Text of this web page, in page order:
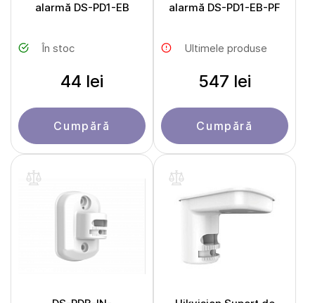
alarmă DS-PD1-EB
În stoc
44 lei
Cumpără
alarmă DS-PD1-EB-PF
Ultimele produse
547 lei
Cumpără